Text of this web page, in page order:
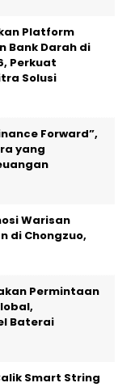
Platform
Bank Darah di
Perkuat
Solusi
Forward”,
yang
Warisan
di Chongzuo,
Permintaan
Baterai
Smart String